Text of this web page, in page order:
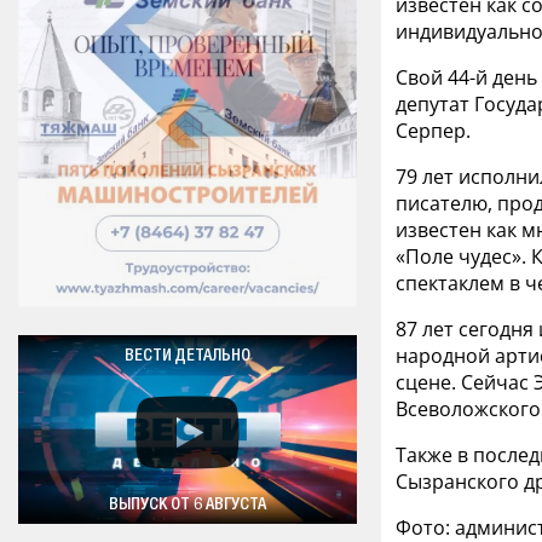
ВЕСТИ ДЕТАЛЬНО
ВЫПУСК ОТ 6 АВГУСТА
Свой 44-й
депутат
Серпер.
79 лет
писателю,
известен как
«Поле чудес».
спектаклем в
87 лет
народной
сцене. Сейчас
Также в
Сызранского
Фото: